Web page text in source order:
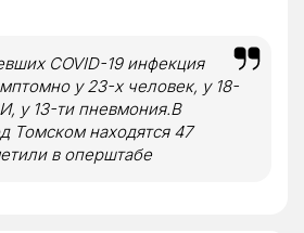
COVID-19 инфекция
у 23-х человек, у 18-
у 13-ти пневмония.В
Томском находятся 47
в оперштабе